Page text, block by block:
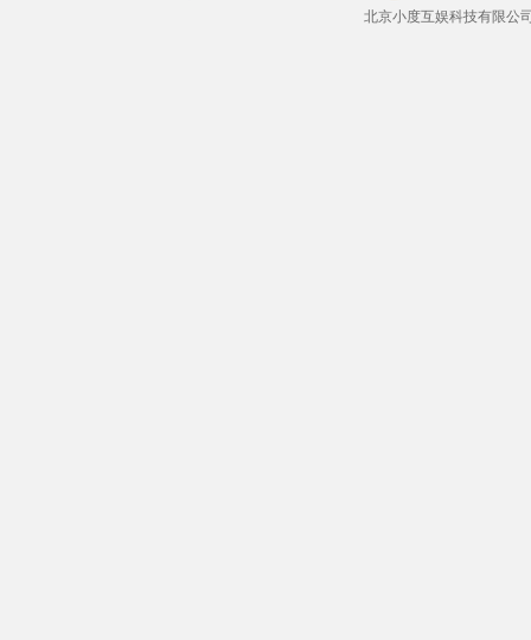
北京小度互娱科技有限公